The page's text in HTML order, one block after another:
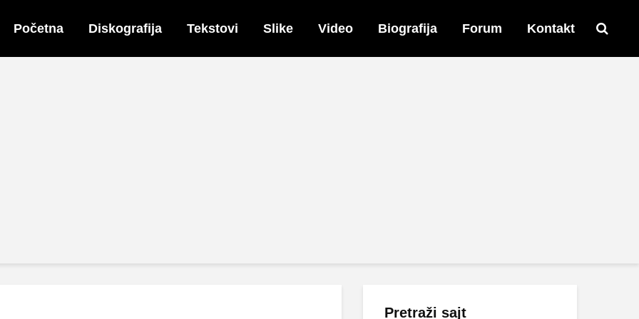
Početna Diskografija Tekstovi Slike Video Biografija Forum Kontakt
Pretraži sajt